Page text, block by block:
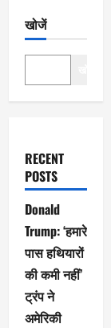
खोजें
RECENT
POSTS
Donald
Trump: ‘हमारे
पास हथियारों
की कमी नहीं’
ट्रंप ने
अमेरिकी